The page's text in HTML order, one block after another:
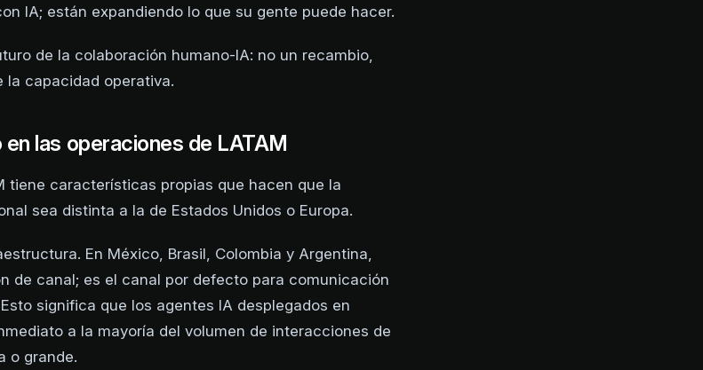
IA; están expandiendo lo que su gente puede hacer.
de la colaboración humano-IA: no un recambio,
la capacidad operativa.
las operaciones de LATAM
tiene características propias que hacen que la
sea distinta a la de Estados Unidos o Europa.
En México, Brasil, Colombia y Argentina,
de canal; es el canal por defecto para comunicación
significa que los agentes IA desplegados en
a la mayoría del volumen de interacciones de
o grande.